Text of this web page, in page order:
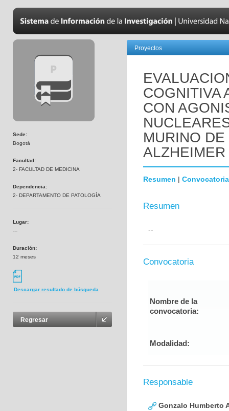
Sede:
Bogotá
Facultad:
2- FACULTAD DE MEDICINA
Dependencia:
2- DEPARTAMENTO DE PATOLOGÍA
Lugar:
---
Duración:
12 meses
Descargar resultado de búsqueda
Regresar
Proyectos
COGNITIVA
CON
MURINO
Resumen | Convocatoria
Resumen
--
Convocatoria
Nombre de la
convocatoria:
Modalidad:
Responsable
Gonzalo Humberto